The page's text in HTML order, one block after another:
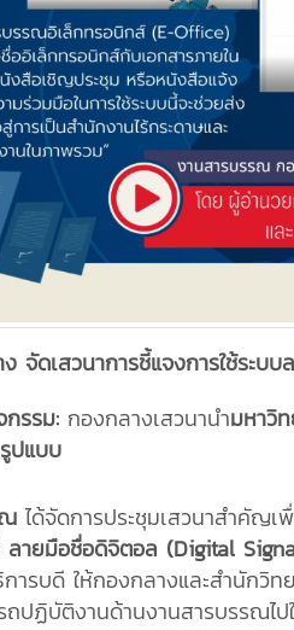
จัดเสวนาการชี้แจงการใช้ระบ
รรม: กองกลางเสวนานำมหาวิ
ปแบบ
ได้จัดการประชุมเสวนาสำคัญ
ลายมือชื่อดิจิตอล (Digital
ารบดี ให้กองกลางและสำนักวิท
ถปฏิบัติงานด้านงานสารบรรณไ